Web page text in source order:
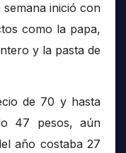
inició con
como la papa,
y la pasta de
de 70 y hasta
47 pesos, aún
año costaba 27